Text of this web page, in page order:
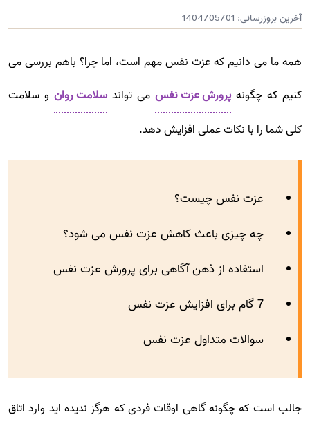
آخرین بروزرسانی: 1404/05/01
همه ما می دانیم که عزت نفس مهم است، اما چرا؟ باهم بررسی می
کنیم که چگونه پرورش عزت نفس می تواند سلامت روان و سلامت
کلی شما را با نکات عملی افزایش دهد.
عزت نفس چیست؟
چه چیزی باعث کاهش عزت نفس می شود؟
استفاده از ذهن آگاهی برای پرورش عزت نفس
سوالات متداول عزت نفس
جالب است که چگونه گاهی اوقات فردی که هرگز ندیده اید وارد اتاق